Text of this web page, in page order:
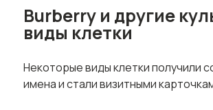
Burberry и другие
виды клетки
Некоторые виды клетки получили
имена и стали визитными